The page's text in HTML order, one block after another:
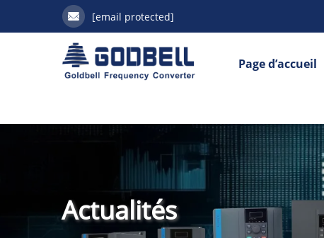
[email protected]
Page d’accueil
Actualités